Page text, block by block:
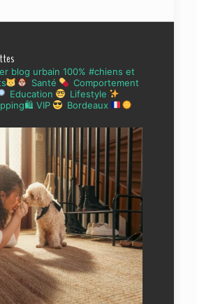
blog urbain 100% #chiens et
Santé
Comportement
Education
Lifestyle
VIP
Bordeaux